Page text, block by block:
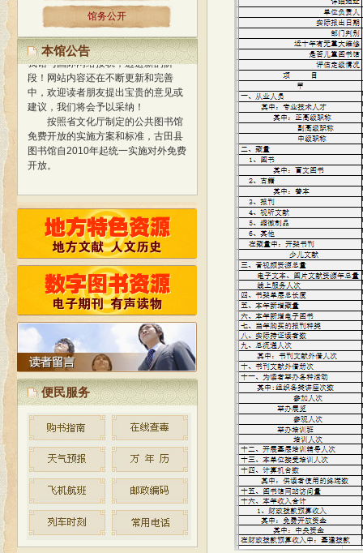
馆务公开
本馆公告
经过精心策划、设计，我馆网站
于2013年1月正式开通使用，标志着
我馆与国际网络接轨，迈进新的阶
段！ 网站内容还在不断更新和完善
中，欢迎读者朋友提出宝贵的意见或
建议，我们将会予以采纳！
按照省文化厅制定的公共图书馆
免费开放的实施方案和标准，古田县
图书馆自2010年起统一实施对外免费
开放。
我馆与国际网络接轨，迈进新的阶
段！ 网站内容还在不断更新和完善
中，欢迎读者朋友提出宝贵的意见或
建议，我们将会予以采纳！
按照省文化厅制定的公共图书馆
免费开放的实施方案和标准，古田县
图书馆自2010年起统一实施对外免费
开放。
便民服务